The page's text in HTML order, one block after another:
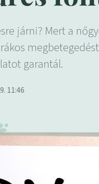
járni? Mert a
garantál.
11:46